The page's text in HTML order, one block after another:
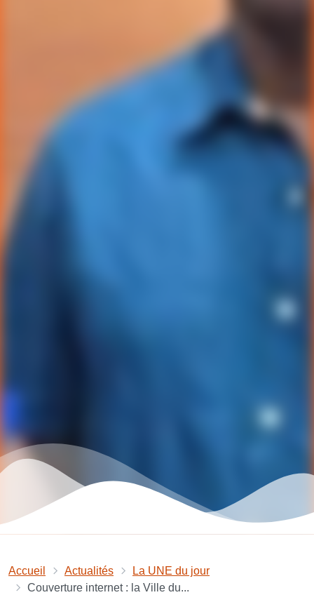
Accueil Actualités
La UNE du jour
Couverture internet : la Ville du...